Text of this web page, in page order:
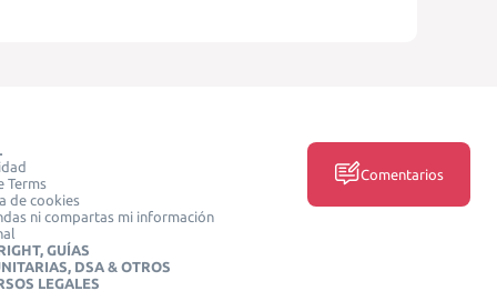
Terms
de cookies
ni compartas mi información
GUÍAS
DSA & OTROS
LEGALES
Comentarios